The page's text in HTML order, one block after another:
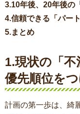
3.10年後、20年後の
4.信頼できる「パー
5.まとめ
1.現状の「不
優先順位を
計画の第一歩は、綺